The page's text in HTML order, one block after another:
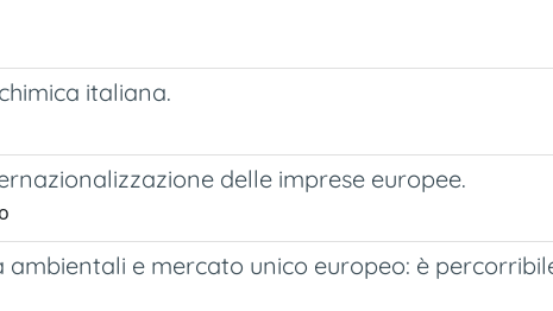
italiana.
delle imprese europee.
ambientali e mercato unico europeo: è